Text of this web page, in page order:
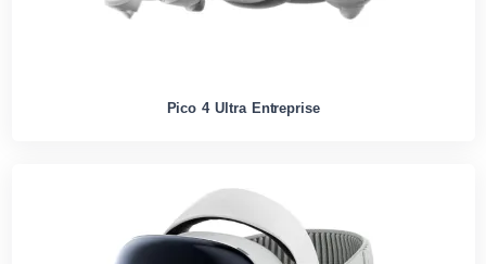
Pico 4 Ultra Entreprise